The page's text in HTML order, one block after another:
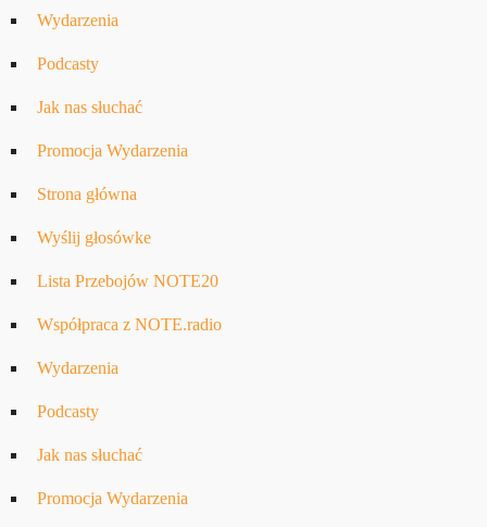
Wydarzenia
Podcasty
Jak nas słuchać
Promocja Wydarzenia
Strona główna
Wyślij głosówke
Lista Przebojów NOTE20
Współpraca z NOTE.radio
Wydarzenia
Podcasty
Jak nas słuchać
Promocja Wydarzenia